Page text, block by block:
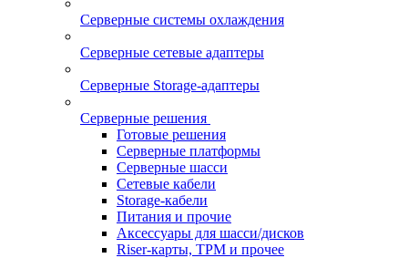
Серверные системы охлаждения
Серверные сетевые адаптеры
Серверные Storage-адаптеры
Серверные решения
Готовые решения
Серверные платформы
Серверные шасси
Сетевые кабели
Storage-кабели
Питания и прочие
Аксессуары для шасси/дисков
Riser-карты, TPM и прочее